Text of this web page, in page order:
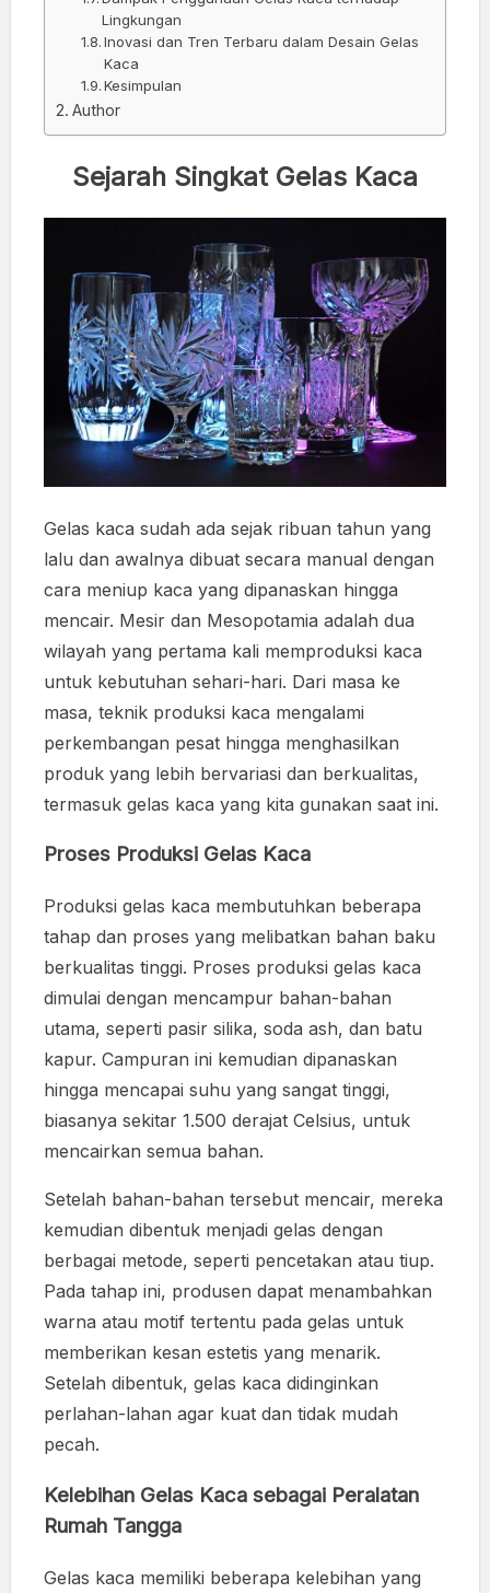
Lingkungan
Inovasi dan Tren Terbaru dalam Desain Gelas
Kaca
Kesimpulan
Author
Sejarah Singkat Gelas Kaca
Gelas kaca sudah ada sejak ribuan tahun yang
lalu dan awalnya dibuat secara manual dengan
cara meniup kaca yang dipanaskan hingga
mencair. Mesir dan Mesopotamia adalah dua
wilayah yang pertama kali memproduksi kaca
untuk kebutuhan sehari-hari. Dari masa ke
masa, teknik produksi kaca mengalami
perkembangan pesat hingga menghasilkan
produk yang lebih bervariasi dan berkualitas,
termasuk gelas kaca yang kita gunakan saat ini.
Proses Produksi Gelas Kaca
Produksi gelas kaca membutuhkan beberapa
tahap dan proses yang melibatkan bahan baku
berkualitas tinggi. Proses produksi gelas kaca
dimulai dengan mencampur bahan-bahan
utama, seperti pasir silika, soda ash, dan batu
kapur. Campuran ini kemudian dipanaskan
hingga mencapai suhu yang sangat tinggi,
biasanya sekitar 1.500 derajat Celsius, untuk
mencairkan semua bahan.
Setelah bahan-bahan tersebut mencair, mereka
kemudian dibentuk menjadi gelas dengan
berbagai metode, seperti pencetakan atau tiup.
Pada tahap ini, produsen dapat menambahkan
warna atau motif tertentu pada gelas untuk
memberikan kesan estetis yang menarik.
Setelah dibentuk, gelas kaca didinginkan
perlahan-lahan agar kuat dan tidak mudah
pecah.
Kelebihan Gelas Kaca sebagai Peralatan
Rumah Tangga
Gelas kaca memiliki beberapa kelebihan yang